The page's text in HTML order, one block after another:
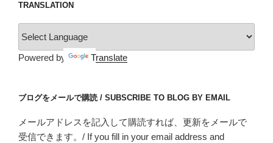
TRANSLATION
Powered by Translate
ブログをメールで購読 / SUBSCRIBE TO BLOG BY EMAIL
メールアドレスを記入して購読すれば、更新をメールで
受信できます。/ If you fill in your email address and